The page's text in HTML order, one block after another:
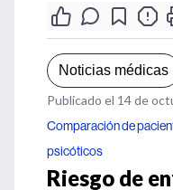
Noticias médicas
Publicado el 14 de
Comparación de
psicóticos
Riesgo de